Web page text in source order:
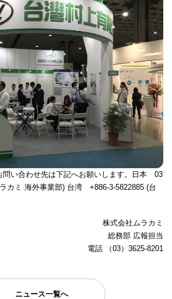
問い合わせ先は下記へお願いします。日本 03
カミ 海外事業部) 台湾 +886-3-5822885 (台
株式会社ムラカミ
総務部 広報担当
電話 （03）3625-8201
ニュース一覧へ